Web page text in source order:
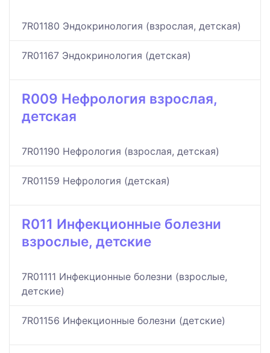
7R01180 Эндокринология (взрослая, детская)
7R01167 Эндокринология (детская)
R009 Нефрология взрослая,
детская
7R01190 Нефрология (взрослая, детская)
7R01159 Нефрология (детская)
R011 Инфекционные болезни
взрослые, детские
7R01111 Инфекционные болезни (взрослые,
детские)
7R01156 Инфекционные болезни (детские)